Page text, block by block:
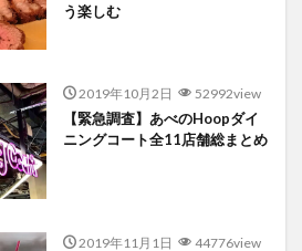
う楽しむ
2019年10月2日 52992view
【緊急調査】あべのHoopダイ
ニングコート全11店舗総まとめ
2019年11月1日 44776view